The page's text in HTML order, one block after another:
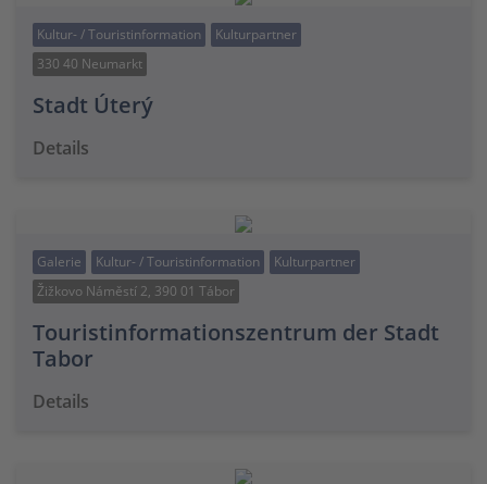
Kultur- / Touristinformation
Kulturpartner
330 40 Neumarkt
Stadt Úterý
Details
Galerie Kultur- / Touristinformation
Kulturpartner
Žižkovo Náměstí 2, 390 01 Tábor
Touristinformationszentrum der Stadt
Tabor
Details